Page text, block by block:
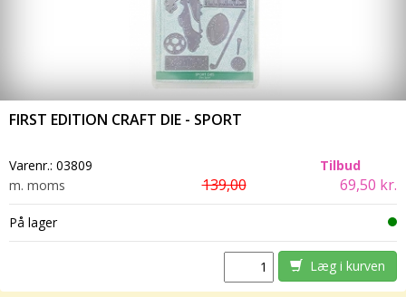
FIRST EDITION CRAFT DIE - SPORT
Varenr.: 03809
Tilbud
m. moms
139,00 69,50 kr.
På lager
Læg i kurven